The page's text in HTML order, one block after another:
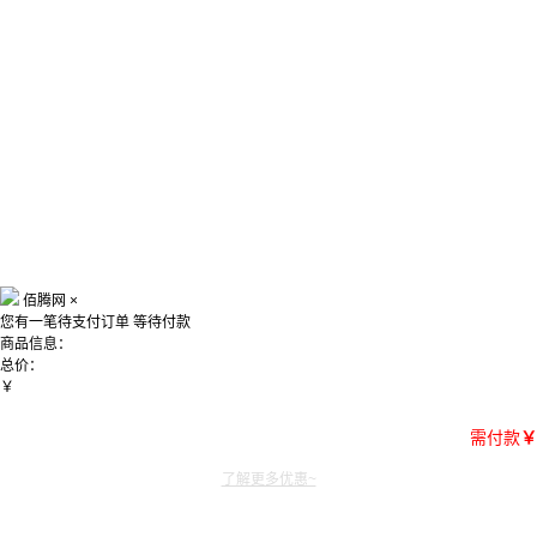
佰腾网 ×
您有一笔待支付订单 等待付款
商品信息：
总价：
￥
需付款￥
了解更多优惠~